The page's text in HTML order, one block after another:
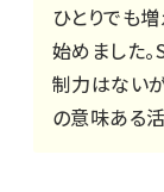
ひとりでも
始めました
制力はない
の意味ある